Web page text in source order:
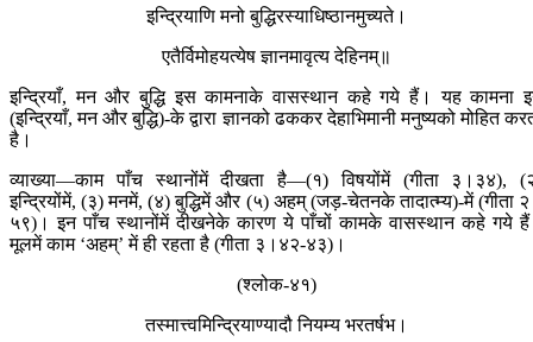
इन्द्रियाणि मनो बुद्धि‍रस्याधिष्ठानमुच्यते।
एतैर्विमोहयत्येष ज्ञानमावृत्य देहिनम्॥
इन्द्रियाँ, मन और बुद्धि इस कामनाके वासस्थान कहे गये हैं। यह कामना
(इन्द्रियाँ, मन और बुद्धि)-के द्वारा ज्ञानको ढककर देहाभिमानी मनुष्यको मोहित
है।
व्याख्या—काम पाँच स्थानोंमें दीखता है—(१) विषयोंमें (गीता ३।३४),
इन्द्रियोंमें, (३) मनमें, (४) बुद्धिमें और (५) अहम् (जड़-चेतनके तादात्म्य)-में (गीता
५९)। इन पाँच स्थानोंमें दीखनेके कारण ये पाँचों कामके वासस्थान कहे गये
मूलमें काम ‘अहम्’ में ही रहता है (गीता ३।४२-४३)।
(श्लोक-४१)
तस्मात्त्वमिन्द्रियाण्यादौ नियम्य भरतर्षभ।